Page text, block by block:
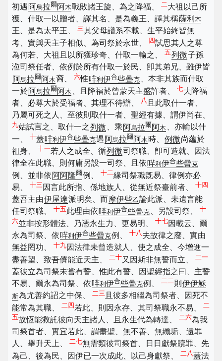
初遇 阿 烏拉爾 阿 木戰敗諸王旋、為之降福、 二大祖以己所
獲、什取一以贈者、譯其名、是為義王、譯其稱薩利 木
王、是為太平王、 三其父母譜系不載、生平始終皆無
考、實與天主子相似、為司祭於永世、
四試思其人之尊
為何若、大祖且以所獲珍奇、什取一輸之、 五列微子孫
涖司祭任者、依例於所有什取一於民、卽其弟兄、雖伊皆
阿烏拉爾 阿木裔、 六惟哶利 伊合些曡克 、本非其族而什取
一於阿烏拉爾 阿木 、且降福於曾蒙天主盛許者、 七夫降福
者、必尊大於受福者、其理不待辯、
八 且此取什一者、
乃屬可死之人、至彼則取什一者、聖經有據、謂伊尚在、
九姑試言之、取什一之列微 、乘 阿烏拉爾 阿木 、亦輸以什
一、 十蓋哶利 伊合些曡克遇 阿烏拉爾 阿木 時、 例微尚蘊於
祖身、 十一若人之成全、循列微司祭職、卽可造就、因法
律全在此職、則何庸另設一司祭、且依哶利 伊合些曡克
例、並非依 阿阿隆爾例、 十二緣司祭職旣易、律例亦必
易、 十三 因言此所指、係地族人、從無近祭臺前者、 十四
蓋吾主由伊屋達派明矣、而摩伊些乙論此派、未遺言能
任司祭職、 十五此理由依哶利 伊合些曡克 、另設司祭、 十
六並非按形體法、乃憑永生力、更易明、 十七因載云、爾
永為司祭、依哶利 伊合些曡克例、 十八夫故律之廢、實由
無益罔功、 十九因法律未曾造就人、使之成全、今增進一
盡善望、致吾儕能近天主、
二十又因斯非無誓而立、 二一
蓋彼立為司祭未嘗有誓、惟此有誓、因聖經指之曰、主誓
不易、爾永為司祭、依哶利 伊合些曡克例、 二二則 伊伊穌
斯為尤善約詔之中保、 二三 且彼多相繼為司祭者、因死不
能常為其職、
二四若此、則因永存、其司祭職永不易、
二
五故恆能救託彼向天主諸人、且永生代為轉達、 二六為我
司祭首者、實宜若此、謂盡聖、無不善、無纖垢、遠罪
人、舉升天上、
二七無需類彼司祭首、日日獻祭贖罪、先
為己、後為民、因伊已一次成此、以己身獻祭、
二八蓋法